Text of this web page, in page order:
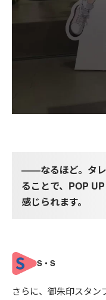
――なるほど。タレ
ることで、POP
感じられます。
さらに、御朱印スタン